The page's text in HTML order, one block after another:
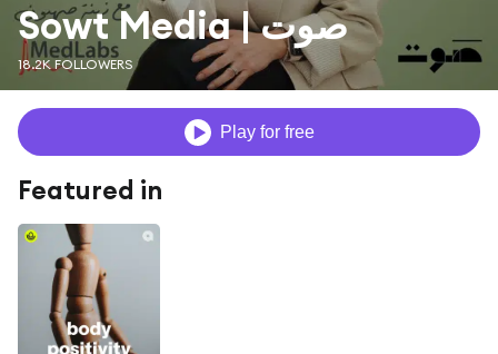
Sowt Media | صوت
18.2K FOLLOWERS
Play for free
Featured in